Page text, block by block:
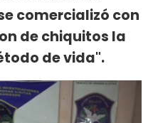
comercializó con
de chiquitos la
de vida".